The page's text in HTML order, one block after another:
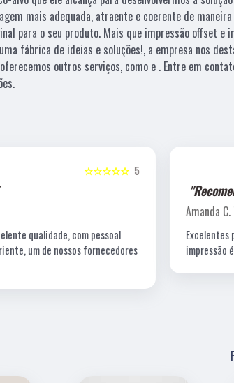
mais adequada, atraente e coerente de maneira
para o seu produto. Mais que impressão offset e
fábrica de ideias e soluções!, a empresa nos
outros serviços, como e . Entre em
5
☆☆☆☆☆
qualidade, com pessoal
um de nossos fornecedores
Amanda C.
impressão